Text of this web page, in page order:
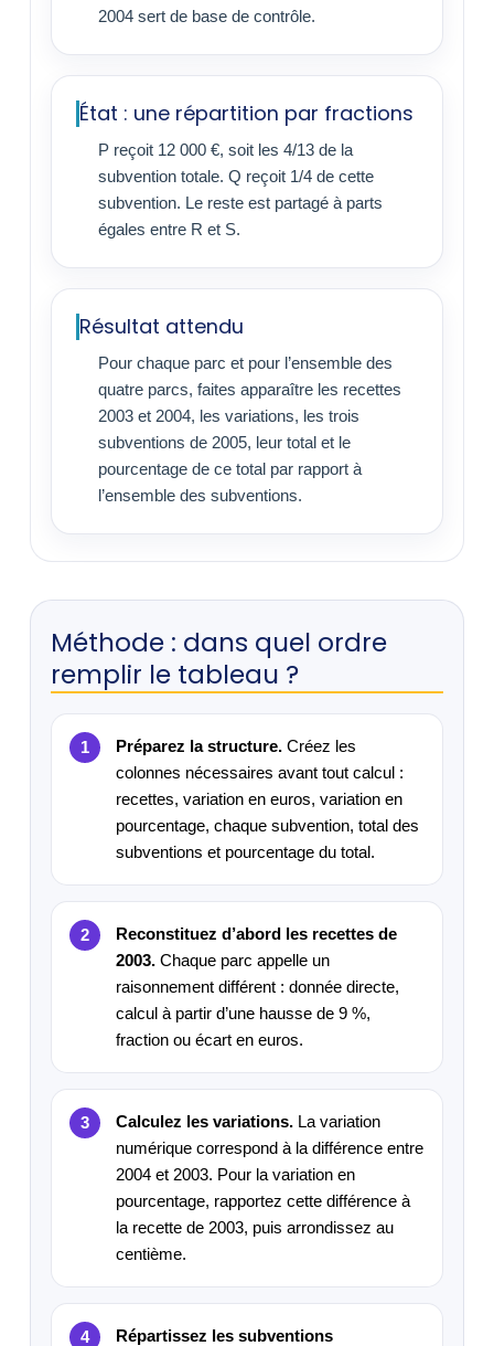
2004 sert de base de contrôle.
État : une répartition par fractions
P reçoit 12 000 €, soit les 4/13 de la
subvention totale. Q reçoit 1/4 de cette
subvention. Le reste est partagé à parts
égales entre R et S.
Résultat attendu
Pour chaque parc et pour l’ensemble des
quatre parcs, faites apparaître les recettes
2003 et 2004, les variations, les trois
subventions de 2005, leur total et le
pourcentage de ce total par rapport à
l’ensemble des subventions.
Méthode : dans quel ordre
remplir le tableau ?
Préparez la structure. Créez les
colonnes nécessaires avant tout calcul :
recettes, variation en euros, variation en
pourcentage, chaque subvention, total des
subventions et pourcentage du total.
Reconstituez d’abord les recettes de
2003. Chaque parc appelle un
raisonnement différent : donnée directe,
calcul à partir d’une hausse de 9 %,
fraction ou écart en euros.
Calculez les variations. La variation
numérique correspond à la différence entre
2004 et 2003. Pour la variation en
pourcentage, rapportez cette différence à
la recette de 2003, puis arrondissez au
centième.
Répartissez les subventions